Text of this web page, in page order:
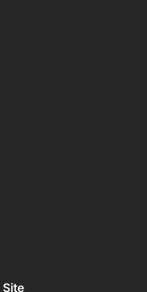
Site